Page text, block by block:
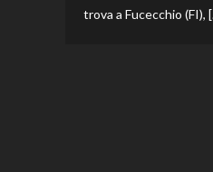
trova a Fucecchio (FI),